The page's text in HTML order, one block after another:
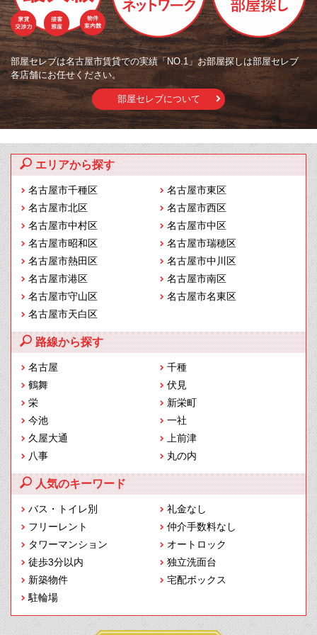
部屋セレブは名古屋市賃貸での実績「NO.1」お部屋探しは部屋セレブ
各店舗にお任せください。
部屋セレブについて
エリアから探す
名古屋市千種区
名古屋市東区
名古屋市北区
名古屋市西区
名古屋市中村区
名古屋市中区
名古屋市昭和区
名古屋市瑞穂区
名古屋市熱田区
名古屋市中川区
名古屋市港区
名古屋市南区
名古屋市守山区
名古屋市名東区
名古屋市天白区
路線から探す
名古屋
千種
鶴舞
伏見
栄
新栄町
今池
一社
久屋大通
上前津
八事
丸の内
人気のキーワード
バス・トイレ別
礼金なし
フリーレント
仲介手数料なし
タワーマンション
オートロック
徒歩3分以内
独立洗面台
新築物件
宅配ボックス
駐輪場